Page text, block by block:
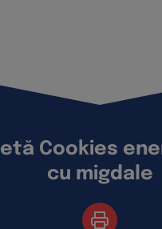
Cookies
cu migdale